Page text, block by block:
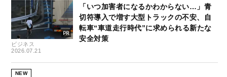
ビジネス
2026.07.21
「いつ加害者になるかわからない…」青
切符導入で増す大型トラックの不安、自
転車“車道走行時代”に求められる新たな
安全対策
NEW